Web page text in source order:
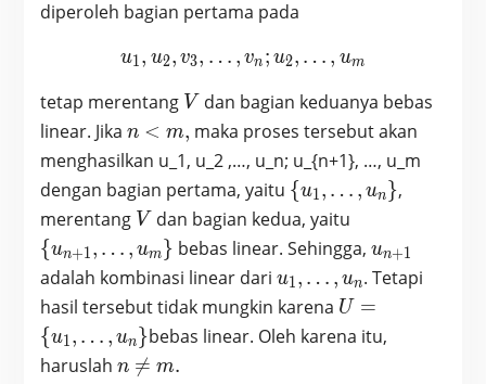
diperoleh bagian pertama pada
u_1, u_2, v_3, …, v_n;
u1, u2, v3, … , vn ; u2, … , um
tetap merentang V
V dan bagian keduanya bebas
linear. Jika n
<
m,
n < m, maka proses tersebut akan
menghasilkan u_1, u_2 ,…, u_n; u_{n+1}, …, u_m
dengan bagian pertama, yaitu \{
u_1,
…,
u_n
\}
{u1, … , un },
merentang V
V dan bagian kedua, yaitu
{u_{n+1},
…, u_m\}
{un+1, … , um } bebas linear. Sehingga,u_{n+1}
un+1
adalah kombinasi linear dari u_1,
…,
u_n
u1, … , un. Tetapi
hasil tersebut tidak mungkin karena U = \
{u_1,
U =
{u1, … , un }bebas linear. Oleh karena itu,
haruslah n
n 
= m.